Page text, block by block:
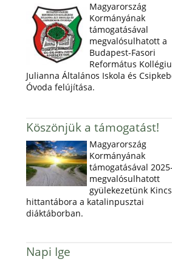
Magyarország
Kormányának
támogatásával
megvalósulhatott a
Budapest-Fasori
Református
Julianna Általános Iskola és
Óvoda felújítása.
Köszönjük a támogatást!
Magyarország
Kormányának
támogatásával
megvalósulhatott
gyülekezetünk
hittantábora a katalinpusztai
diáktáborban.
Napi Ige